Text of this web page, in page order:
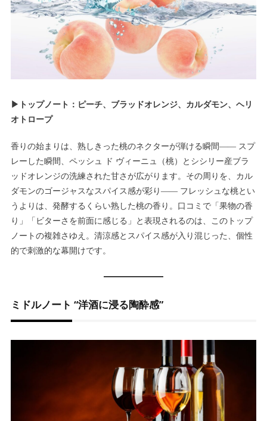
▶トップノート：ピーチ、ブラッドオレンジ、カルダモン、ヘリ
オトロープ
香りの始まりは、熟しきった桃のネクターが弾ける瞬間―― スプ
レーした瞬間、ペッシュ ド ヴィーニュ（桃）とシシリー産ブラ
ッドオレンジの洗練された甘さが広がります。その周りを、カル
ダモンのゴージャスなスパイス感が彩り―― フレッシュな桃とい
うよりは、発酵するくらい熟した桃の香り。口コミで「果物の香
り」「ビターさを前面に感じる」と表現されるのは、このトップ
ノートの複雑さゆえ。清涼感とスパイス感が入り混じった、個性
的で刺激的な幕開けです。
ミドルノート “洋酒に浸る陶酔感”